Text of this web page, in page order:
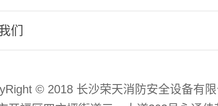
们
© 2018 长沙荣天消防安全设备有